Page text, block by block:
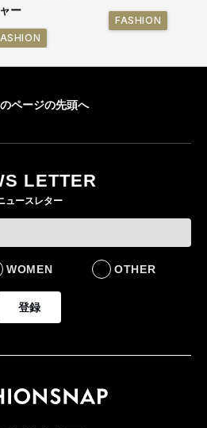
ー
FASHION
ページの先頭へ
LETTER
ュースレター
WOMEN OTHER
登録